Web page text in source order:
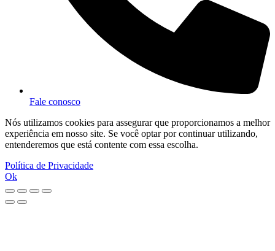
Fale conosco
Nós utilizamos cookies para assegurar que proporcionamos a melhor
experiência em nosso site. Se você optar por continuar utilizando,
entenderemos que está contente com essa escolha.
Política de Privacidade
Ok